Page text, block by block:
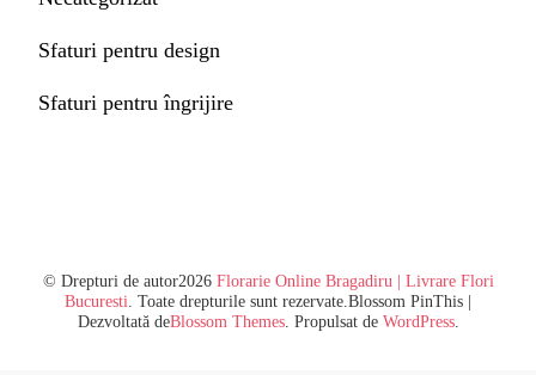
Sfaturi pentru design
Sfaturi pentru îngrijire
© Drepturi de autor2026 Florarie Online Bragadiru | Livrare Flori
Bucuresti. Toate drepturile sunt rezervate.Blossom PinThis |
Dezvoltată deBlossom Themes. Propulsat de WordPress.